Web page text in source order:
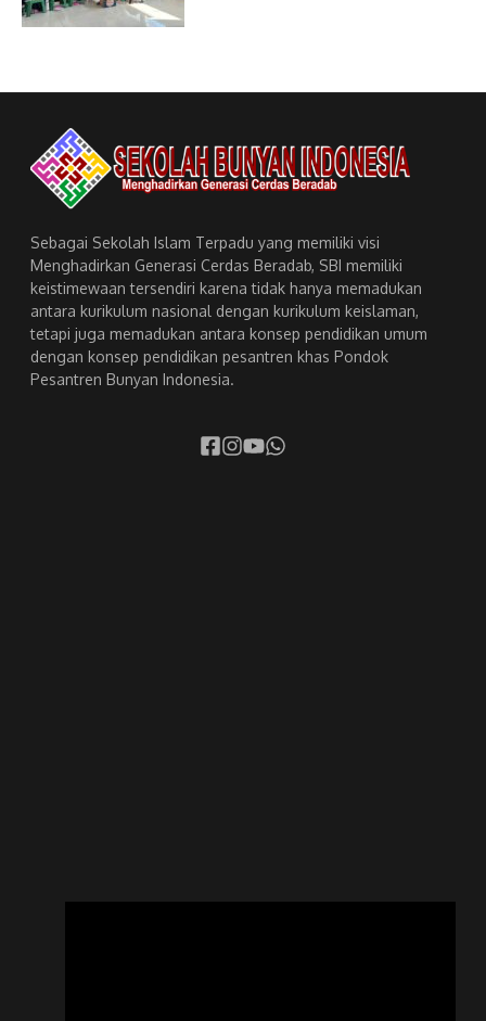
Sebagai Sekolah Islam Terpadu yang memiliki visi
Menghadirkan Generasi Cerdas Beradab, SBI memiliki
keistimewaan tersendiri karena tidak hanya memadukan
antara kurikulum nasional dengan kurikulum keislaman,
tetapi juga memadukan antara konsep pendidikan umum
dengan konsep pendidikan pesantren khas Pondok
Pesantren Bunyan Indonesia.